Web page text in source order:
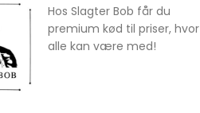
Hos Slagter Bob får du
premium kød til priser, hvor
alle kan være med!